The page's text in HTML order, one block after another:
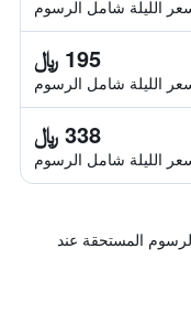
الليلة شامل الرسوم
195 ﷼
الليلة شامل الرسوم
338 ﷼
الليلة شامل الرسوم
المستحقة عند